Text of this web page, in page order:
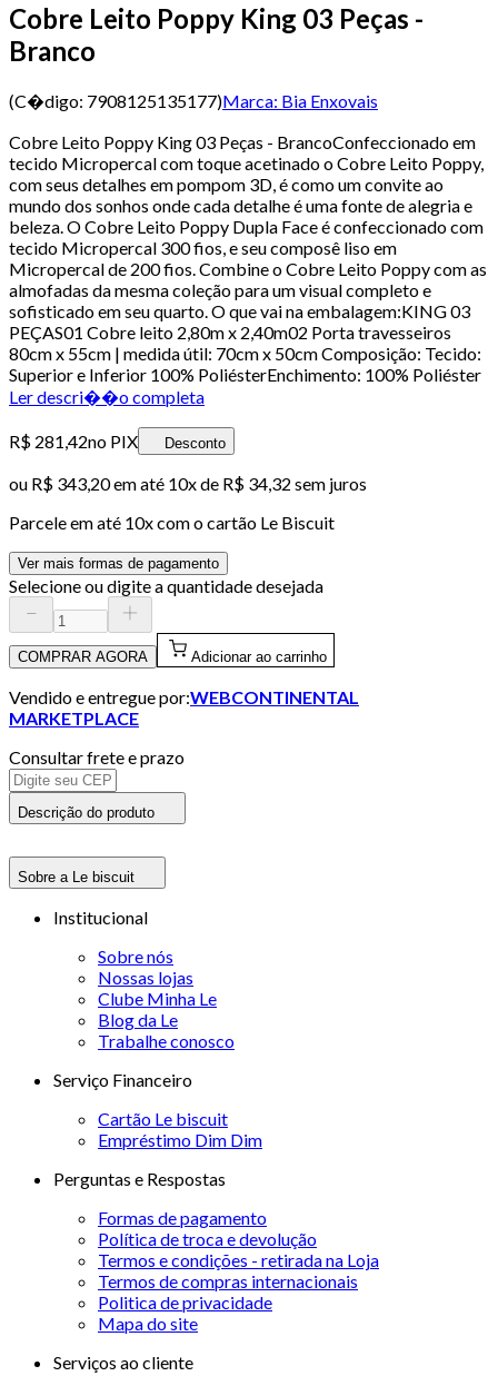
Cobre Leito Poppy King 03 Peças -
Branco
(C�digo: 7908125135177)Marca: Bia Enxovais
Cobre Leito Poppy King 03 Peças - BrancoConfeccionado em
tecido Micropercal com toque acetinado o Cobre Leito Poppy,
com seus detalhes em pompom 3D, é como um convite ao
mundo dos sonhos onde cada detalhe é uma fonte de alegria e
beleza. O Cobre Leito Poppy Dupla Face é confeccionado com
tecido Micropercal 300 fios, e seu composê liso em
Micropercal de 200 fios. Combine o Cobre Leito Poppy com as
almofadas da mesma coleção para um visual completo e
sofisticado em seu quarto. O que vai na embalagem:KING 03
PEÇAS01 Cobre leito 2,80m x 2,40m02 Porta travesseiros
80cm x 55cm | medida útil: 70cm x 50cm Composição: Tecido:
Superior e Inferior 100% PoliésterEnchimento: 100% Poliéster
Ler descri��o completa
R$ 281,42no PIX Desconto
ou R$ 343,20em até 10x de R$ 34,32 sem juros
Parcele em até 10x com o cartão Le Biscuit
Ver mais formas de pagamento
Selecione ou digite a quantidade desejada
COMPRAR AGORA Adicionar ao carrinho
Vendido e entregue por:WEBCONTINENTAL
MARKETPLACE
Consultar frete e prazo
Descrição do produto
Sobre a Le biscuit
Institucional
Sobre nós
Nossas lojas
Clube Minha Le
Blog da Le
Trabalhe conosco
Serviço Financeiro
Cartão Le biscuit
Empréstimo Dim Dim
Perguntas e Respostas
Formas de pagamento
Política de troca e devolução
Termos e condições - retirada na Loja
Termos de compras internacionais
Politica de privacidade
Mapa do site
Serviços ao cliente